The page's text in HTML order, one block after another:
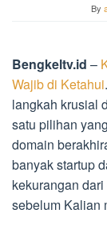
By
Bengkeltv.id –
Wajib di Ketahui
langkah krusial
satu pilihan
domain
banyak startup
kekurangan
sebelum Kalian